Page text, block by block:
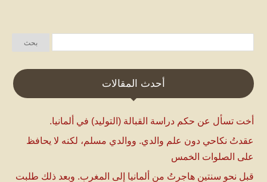
أحدث المقالات
أخت تسأل عن حكم دراسة القبالة (التوليد) في ألمانيا.
عقدتُ نكاحي دون علم والدي. ووالدي مسلم، لكنه لا يحافظ
على الصلوات الخمس
قبل نحو سنتين هاجرتُ من ألمانيا إلى المغرب. وبعد ذلك طلبت